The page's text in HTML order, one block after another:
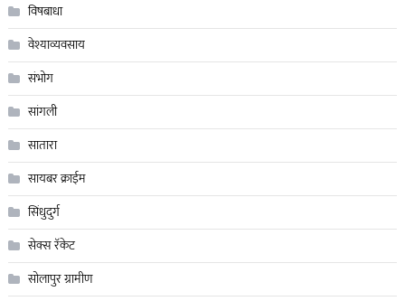
विषबाधा
वेश्याव्यवसाय
संभोग
सांगली
सातारा
सायबर क्राईम
सिंधुदुर्ग
सेक्स रॅकेट
सोलापुर ग्रामीण